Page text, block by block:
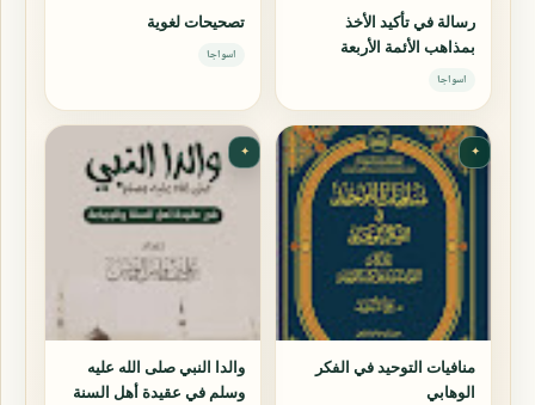
رسالة في تأكيد الأخذ
بمذاهب الأئمة الأربعة
اسواجا
تصحيحات لغوية
اسواجا
✦
منافيات التوحيد في الفكر
الوهابي
✦
والدا النبي صلى الله عليه
وسلم في عقيدة أهل السنة